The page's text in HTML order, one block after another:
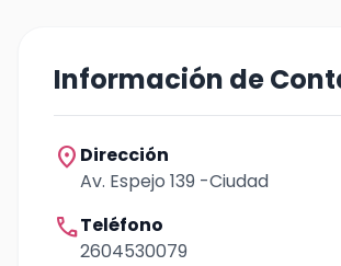
Información de
location_on Dirección
Av. Espejo 139 -Ciudad
callTeléfono
2604530079